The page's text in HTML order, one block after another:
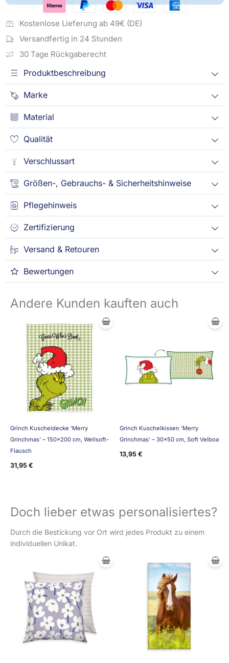
Kostenlose Lieferung ab 49€ (DE)
Versandfertig in 24 Stunden
30 Tage Rückgaberecht
Produktbeschreibung
Marke
Material
Qualität
Verschlussart
Größen-, Gebrauchs- & Sicherheitshinweise
Pflegehinweis
Zertifizierung
Versand & Retouren
Bewertungen
Andere Kunden kauften auch
Grinch Kuscheldecke ‘Merry
Grinchmas’ – 150×200 cm, Wellsoft-
Flausch
31,95 €
Grinch Kuschelkissen ‘Merry
Grinchmas’ – 30×50 cm, Soft Velboa
13,95 €
Doch lieber etwas personalisiertes?
Durch die Bestickung vor Ort wird jedes Produkt zu einem
individuellen Unikat.